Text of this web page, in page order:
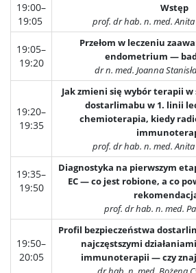
19:00–
19:05
Wstęp
prof. dr hab. n. med. Anita
19:05–
19:20
Przełom w leczeniu
endometrium —
dr n. med. Joanna
19:20–
19:35
Jak zmieni się wybór terapii
dostarlimabu w 1. linii
chemioterapia, kiedy
prof. dr hab. n. med. Anita
19:35–
19:50
Diagnostyka na pierwszym
EC — co jest robione, a co
prof. dr hab. n. med.
19:50–
20:05
Profil bezpieczeństwa
najczęstszymi
immunoterapii — czy